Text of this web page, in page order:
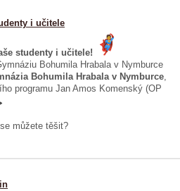
i učitele
studenty i učitele!
Bohumila Hrabala v Nymburce
Bohumila Hrabala v Nymburce,
programu Jan Amos Komenský (OP
můžete těšit?